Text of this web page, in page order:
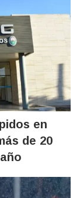
en
de 20